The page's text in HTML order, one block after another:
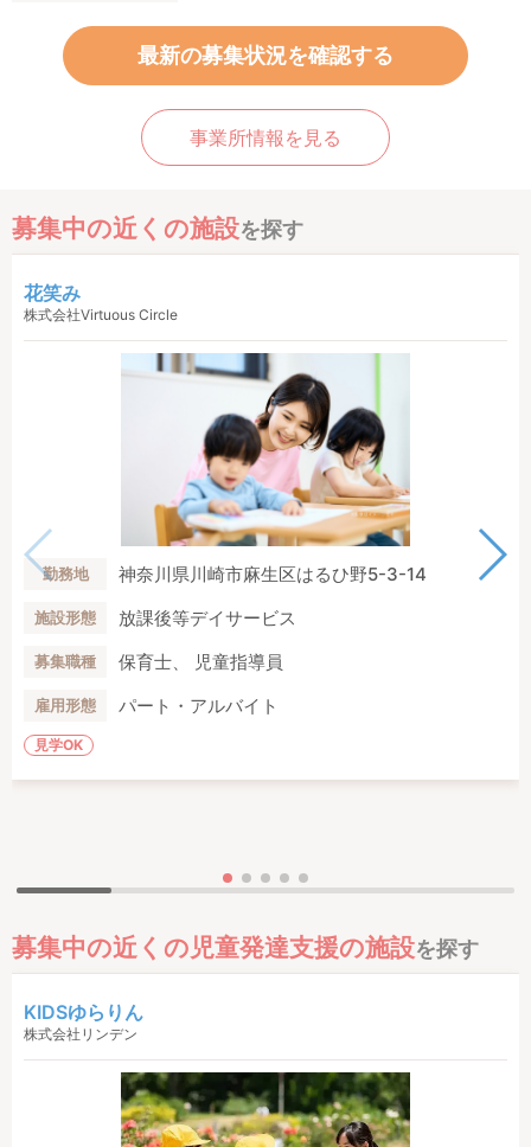
最新の募集状況を確認する
事業所情報を見る
募集中の近くの施設を探す
花笑み
株式会社Virtuous Circle
勤務地 神奈川県川崎市麻生区はるひ野5-3-14
施設形態 放課後等デイサービス
募集職種 保育士、 児童指導員
雇用形態 パート・アルバイト
見学OK
募集中の近くの児童発達支援の施設を探す
KIDSゆらりん
株式会社リンデン